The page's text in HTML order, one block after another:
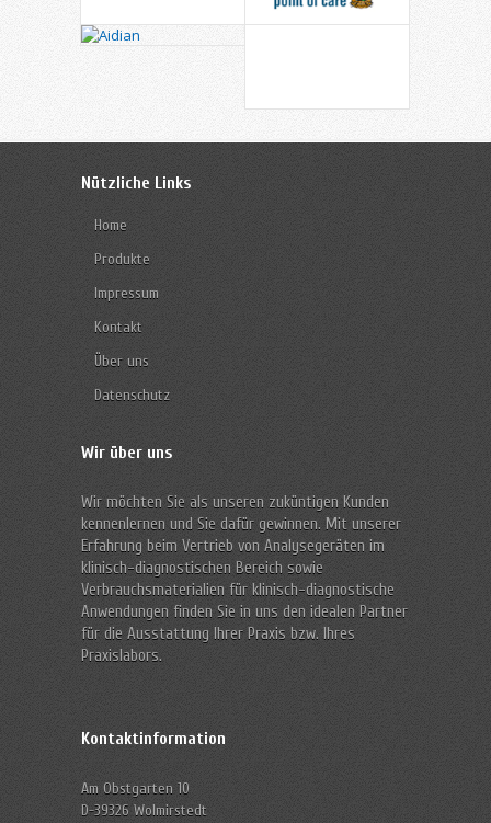
Nützliche Links
Home
Produkte
Impressum
Kontakt
Über uns
Datenschutz
Wir über uns
Wir möchten Sie als unseren zuküntigen Kunden
kennenlernen und Sie dafür gewinnen. Mit unserer
Erfahrung beim Vertrieb von Analysegeräten im
klinisch-diagnostischen Bereich sowie
Verbrauchsmaterialien für klinisch-diagnostische
Anwendungen finden Sie in uns den idealen Partner
für die Ausstattung Ihrer Praxis bzw. Ihres
Praxislabors.
Kontaktinformation
Am Obstgarten 10
D-39326 Wolmirstedt